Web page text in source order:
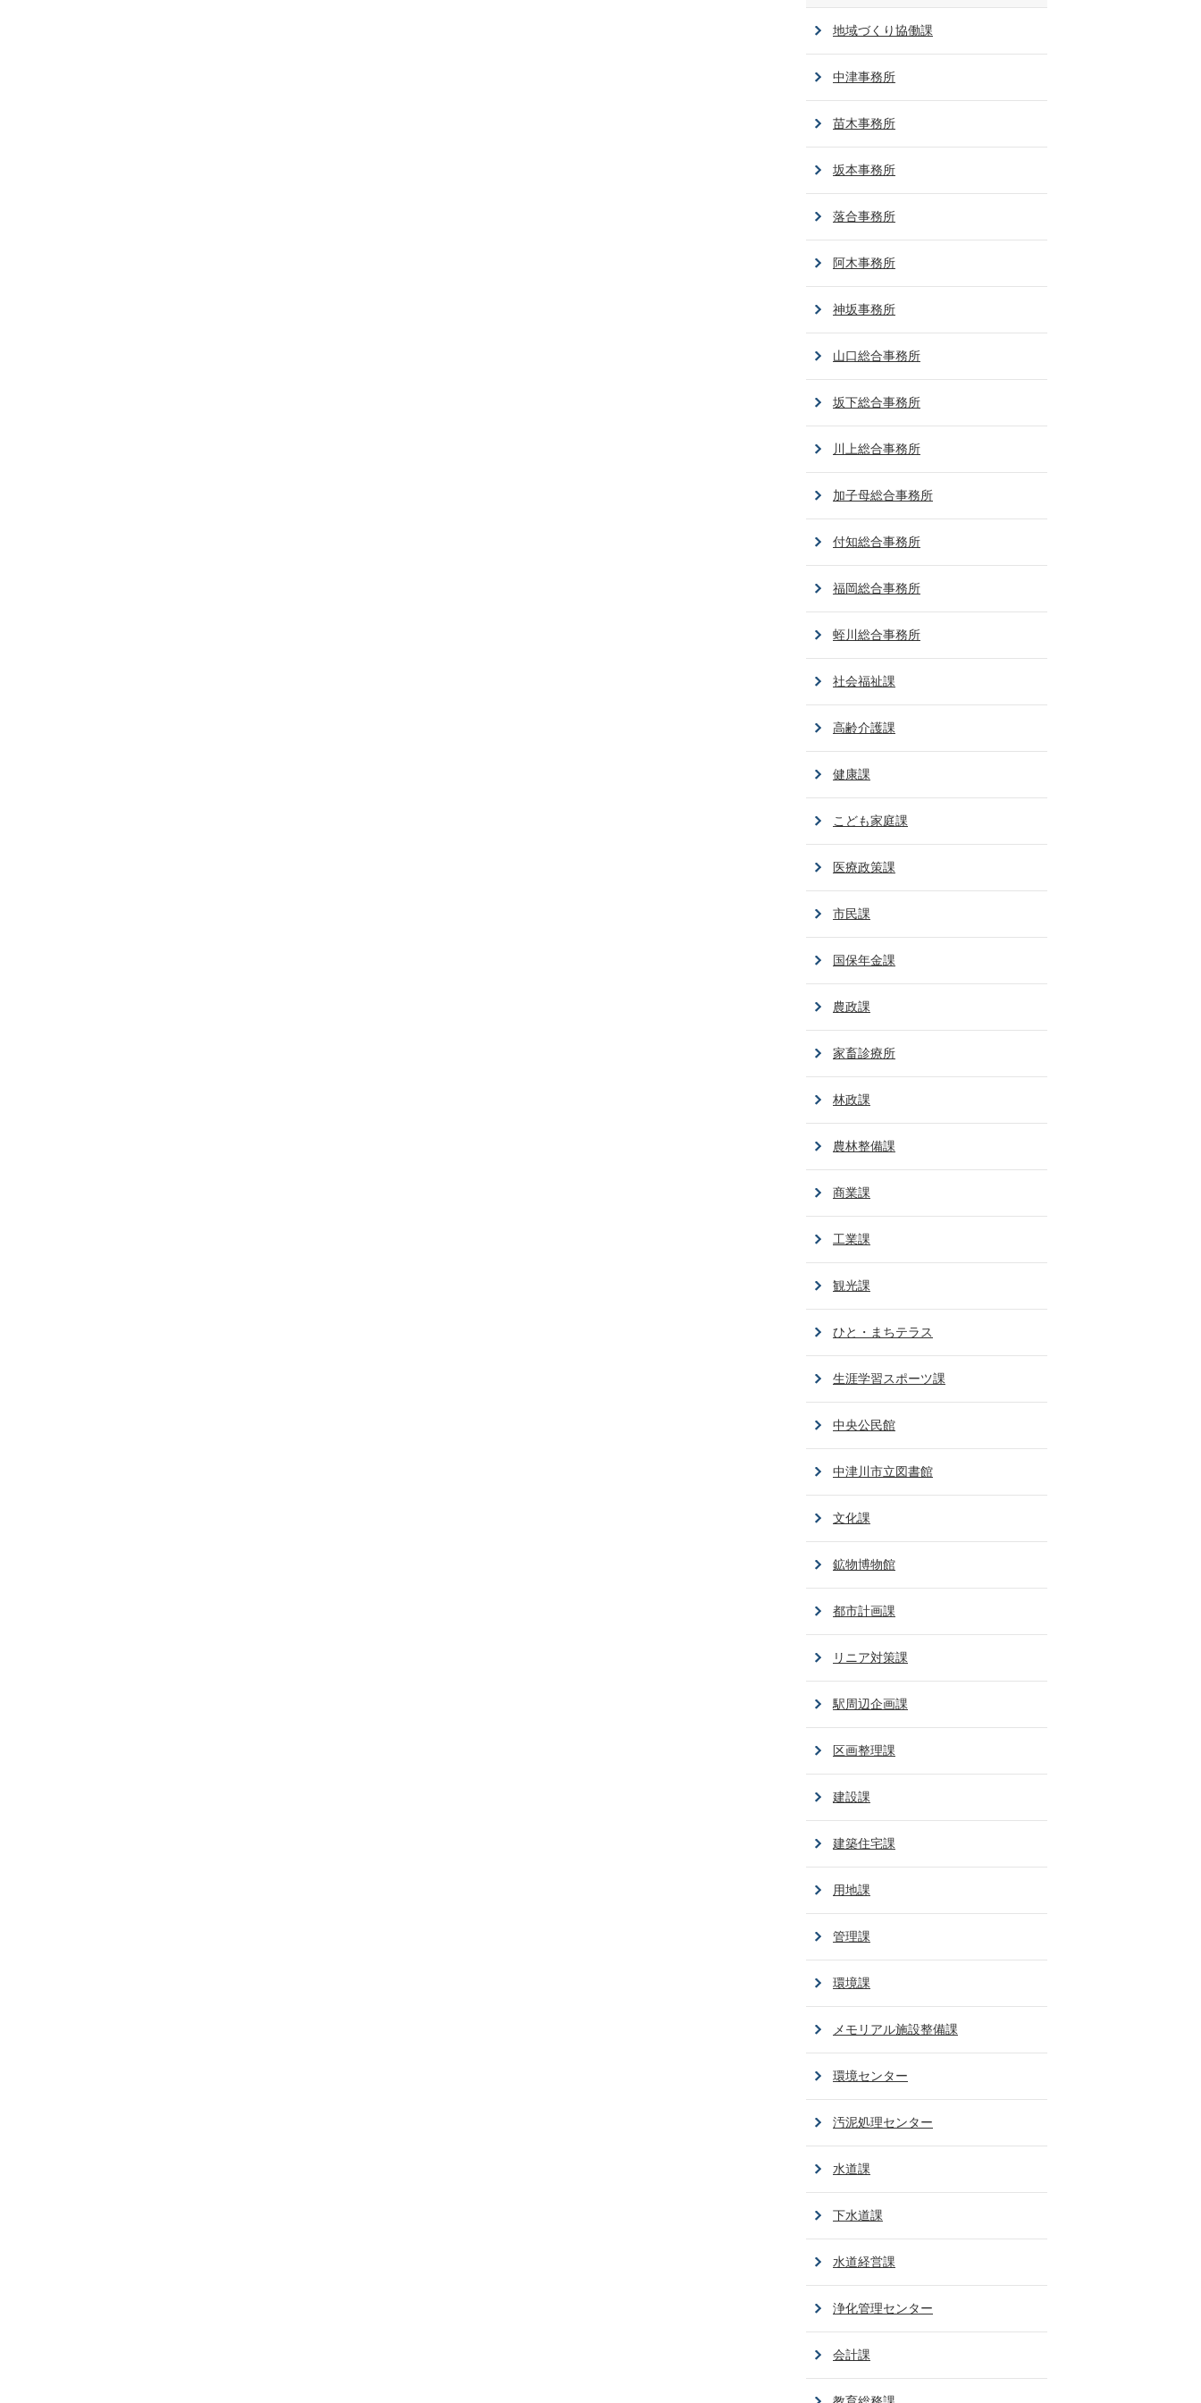
地域づくり協働課
中津事務所
苗木事務所
坂本事務所
落合事務所
阿木事務所
神坂事務所
山口総合事務所
坂下総合事務所
川上総合事務所
加子母総合事務所
付知総合事務所
福岡総合事務所
蛭川総合事務所
社会福祉課
高齢介護課
健康課
こども家庭課
医療政策課
市民課
国保年金課
農政課
家畜診療所
林政課
農林整備課
商業課
工業課
観光課
ひと・まちテラス
生涯学習スポーツ課
中央公民館
中津川市立図書館
文化課
鉱物博物館
都市計画課
リニア対策課
駅周辺企画課
区画整理課
建設課
建築住宅課
用地課
管理課
環境課
メモリアル施設整備課
環境センター
汚泥処理センター
水道課
下水道課
水道経営課
浄化管理センター
会計課